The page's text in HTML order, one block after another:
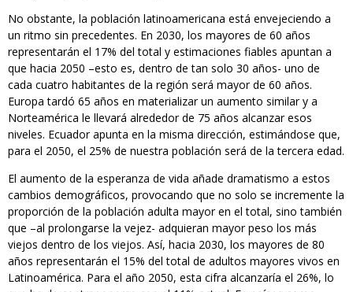
No obstante, la población latinoamericana está envejeciendo a
un ritmo sin precedentes. En 2030, los mayores de 60 años
representarán el 17% del total y estimaciones fiables apuntan a
que hacia 2050 –esto es, dentro de tan solo 30 años- uno de
cada cuatro habitantes de la región será mayor de 60 años.
Europa tardó 65 años en materializar un aumento similar y a
Norteamérica le llevará alrededor de 75 años alcanzar esos
niveles. Ecuador apunta en la misma dirección, estimándose que,
para el 2050, el 25% de nuestra población será de la tercera edad.
El aumento de la esperanza de vida añade dramatismo a estos
cambios demográficos, provocando que no solo se incremente la
proporción de la población adulta mayor en el total, sino también
que –al prolongarse la vejez- adquieran mayor peso los más
viejos dentro de los viejos. Así, hacia 2030, los mayores de 80
años representarán el 15% del total de adultos mayores vivos en
Latinoamérica. Para el año 2050, esta cifra alcanzaría el 26%, lo